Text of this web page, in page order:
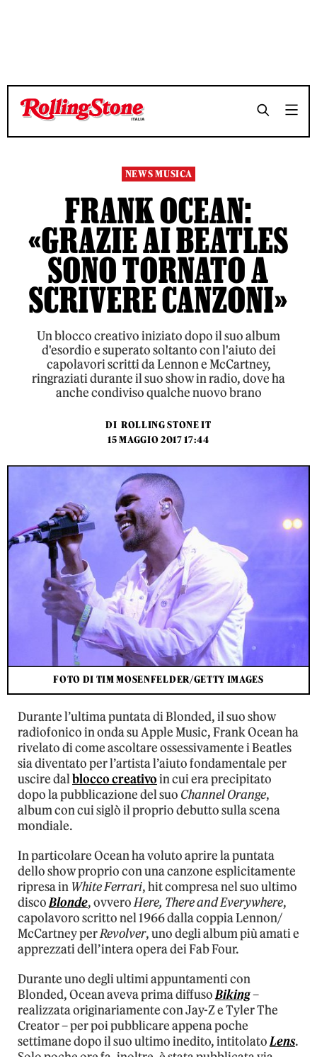
TEMPO DI LETTURA 3 MINUTI SHARE
TEMPO DI LETTURA 3 MINUTI SHARE
NEWS MUSICA
FRANK OCEAN:
«GRAZIE AI BEATLES
SONO TORNATO A
SCRIVERE CANZONI»
Un blocco creativo iniziato dopo il suo album
d'esordio e superato soltanto con l'aiuto dei
capolavori scritti da Lennon e McCartney,
ringraziati durante il suo show in radio, dove ha
anche condiviso qualche nuovo brano
DI ROLLING STONE IT
15 MAGGIO 2017 17:44
FOTO DI TIM MOSENFELDER/GETTY IMAGES
Durante l’ultima puntata di Blonded, il suo show
radiofonico in onda su Apple Music, Frank Ocean ha
rivelato di come ascoltare ossessivamente i Beatles
sia diventato per l’artista l’aiuto fondamentale per
uscire dalblocco creativoin cui era precipitato
dopo la pubblicazione del suo Channel Orange,
album con cui siglò il proprio debutto sulla scena
mondiale.
In particolare Ocean ha voluto aprire la puntata
dello show proprio con una canzone esplicitamente
ripresa in White Ferrari, hit compresa nel suo ultimo
discoBlonde, ovveroHere, There and Everywhere,
capolavoro scritto nel 1966 dalla coppia Lennon/
McCartney perRevolver, uno degli album più amati e
apprezzati dell’intera opera dei Fab Four.
Durante uno degli ultimi appuntamenti con
Blonded, Ocean aveva prima diffusoBiking–
realizzata originariamente con Jay-Z e Tyler The
Creator – per poi pubblicare appena poche
settimane dopo il suo ultimo inedito, intitolatoLens.